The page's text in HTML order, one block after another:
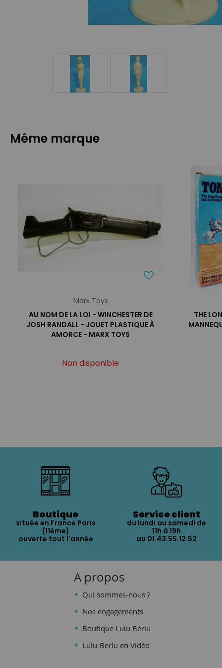
Même marque
Marx Toys
AU NOM DE LA LOI - WINCHESTER DE
JOSH RANDALL - JOUET PLASTIQUE À
AMORCE - MARX TOYS
Non disponible
THE
Boutique
située en France Paris
(11ème)
ouverte tout l'année
Service client
du lundi au samedi de
11h à 19h
au 01.43.55.12.52
A propos
Qui sommes-nous ?
Nos engagements
Boutique Lulu Berlu
Lulu-Berlu en Vidéo